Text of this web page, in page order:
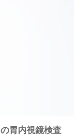
の胃内視鏡検査